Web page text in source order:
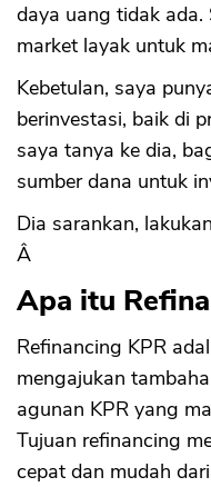
daya uang tidak ada.
market layak untuk
Kebetulan, saya
berinvestasi, baik di
saya tanya ke dia,
sumber dana untuk
Dia sarankan,
Â
Apa itu
Refinancing KPR
mengajukan
agunan KPR yang
Tujuan refinancing
cepat dan mudah